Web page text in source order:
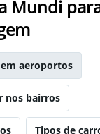
Mundi
aeroportos
nos bairros
Tipos de